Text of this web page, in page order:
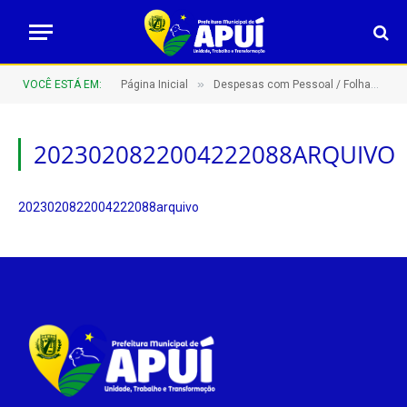
VOCÊ ESTÁ EM: Página Inicial » Despesas com Pessoal / Folhas de Pagamento
2023020822004222088ARQUIVO
2023020822004222088arquivo